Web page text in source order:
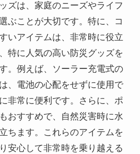
ズは、家庭のニーズやライフ
ぶことが大切です。特に、コ
いアイテムは、非常時に役立
特に人気の高い防災グッズを
。例えば、ソーラー充電式の
、電池の心配をせずに使用で
非常に便利です。さらに、ポ
おすすめで、自然災害時に水
ちます。これらのアイテムを
安心して非常時を乗り越える